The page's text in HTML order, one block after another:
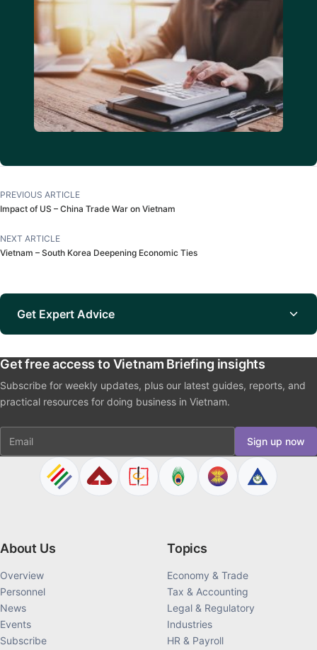
PREVIOUS ARTICLE
Impact of US – China Trade War on Vietnam
NEXT ARTICLE
Vietnam – South Korea Deepening Economic Ties
Get Expert Advice
Get free access to Vietnam Briefing insights
Subscribe for weekly updates, plus our latest guides, reports, and
practical resources for doing business in Vietnam.
Email Sign up now
About Us
Overview
Personnel
News
Events
Subscribe
Topics
Economy & Trade
Tax & Accounting
Legal & Regulatory
Industries
HR & Payroll